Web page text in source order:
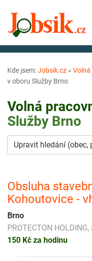
Kde jsem:Jobsik.cz » Volná
v oboru Služby Brno
Volná
Služby Brno
Upravit hledání (obec,
Obsluha
Kohoutovice -
Brno
PROTECTON HOLDING,
150 Kč za hodinu